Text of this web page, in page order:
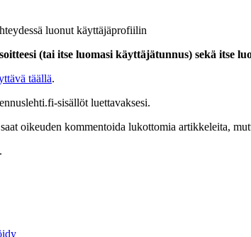
luonut käyttäjäprofiilin
(tai itse luomasi käyttäjätunnus) sekä itse
täällä.
sisällöt luettavaksesi.
oikeuden kommentoida lukottomia artikkeleita,
.